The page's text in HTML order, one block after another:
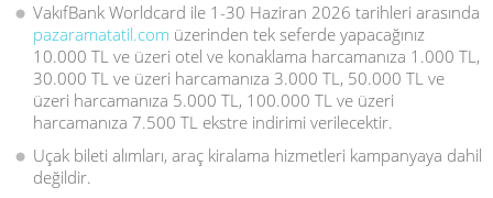
VakıfBank Worldcard ile 1-30 Haziran 2026 tarihleri arasında
pazaramatatil.com üzerinden tek seferde yapacağınız
10.000 TL ve üzeri otel ve konaklama harcamanıza 1.000 TL,
30.000 TL ve üzeri harcamanıza 3.000 TL, 50.000 TL ve
üzeri harcamanıza 5.000 TL, 100.000 TL ve üzeri
harcamanıza 7.500 TL ekstre indirimi verilecektir.
Uçak bileti alımları, araç kiralama hizmetleri kampanyaya dahil
değildir.